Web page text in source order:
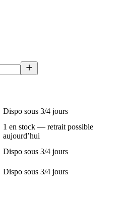
Dispo sous 3/4 jours
1 en stock — retrait possible
aujourd’hui
Dispo sous 3/4 jours
Dispo sous 3/4 jours